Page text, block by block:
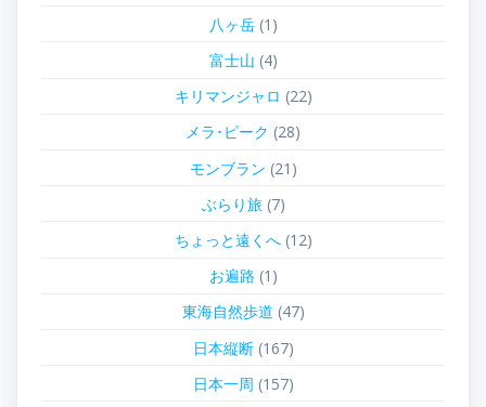
八ヶ岳(1)
富士山 (4)
キリマンジャロ (22)
メラ･ピーク (28)
モンブラン (21)
ぶらり旅(7)
ちょっと遠くへ(12)
お遍路 (1)
東海自然歩道 (47)
日本縦断(167)
日本一周 (157)